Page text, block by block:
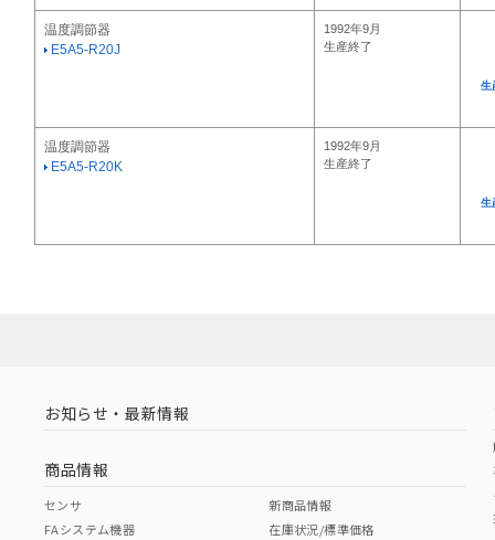
温度調節器
E5A5-R20J
1992年9月
生産終了
生
温度調節器
E5A5-R20K
1992年9月
生産終了
生
お知らせ・最新情報
商品情報
センサ
FAシステム機器
新商品情報
在庫状況/標準価格